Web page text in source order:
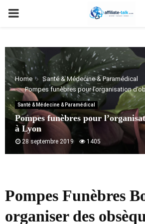
PRIMARY
Home
Santé & Médecine & Paramédical
Pompes funèbres pour l’organisation
Santé & Médecine & Paramédical
Pompes funèbres pour
à Lyon
28 septembre 2019 1405
Pompes Funèbres
organiser des